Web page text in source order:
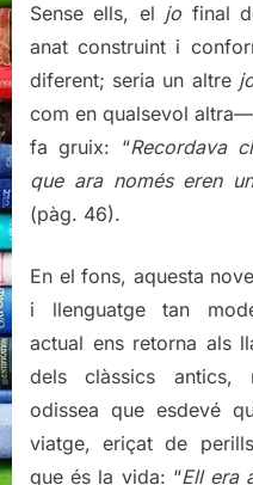
Sense ells, el jo final
anat construint i
diferent; seria un altre
com en qualsevol
fa gruix: “Recordava
que ara només eren
(pàg. 46).
En el fons, aquesta
i llenguatge tan
actual ens retorna als
dels clàssics antics,
odissea que esdevé
viatge, eriçat de
que és la vida: “Ell era